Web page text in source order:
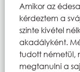
Amikor az
kérdeztem a
szinte kivétel
akadályként.
tudott németül,
megtanulni a